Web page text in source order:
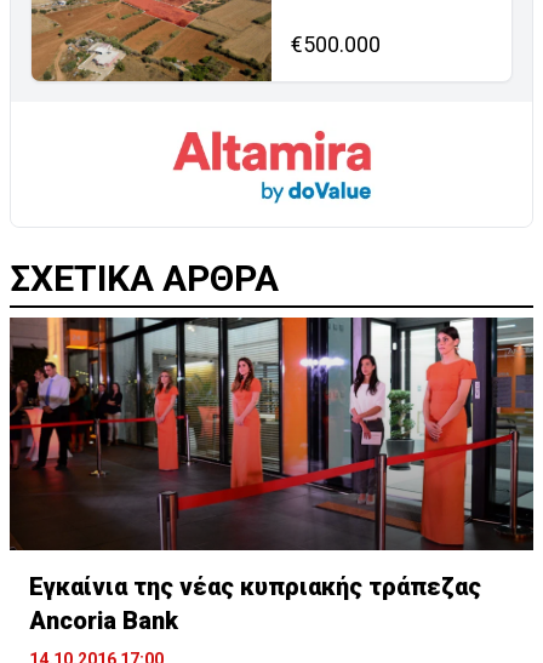
€500.000
ΣΧΕΤΙΚΑ ΑΡΘΡΑ
Εγκαίνια της νέας κυπριακής τράπεζας
Ancoria Bank
14.10.2016 17:00